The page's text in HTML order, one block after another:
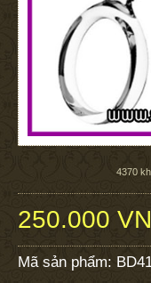
4370
250.000
Mã sản phẩm: